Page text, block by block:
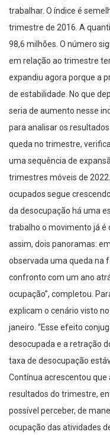
trabalhar. O índice é
trimestre de 2016. A
98,6 milhões. O número
em relação ao trimestre
expandiu agora porque a
de estabilidade. No que
seria de aumento nesse
para analisar os
queda no trimestre,
uma sequência de
trimestres móveis de
ocupados segue
da desocupação há uma
trabalho o movimento já é
assim, dois panoramas:
observada uma queda na
confronto com um ano
ocupação”, completou.
explicam o cenário visto
janeiro. “Esse efeito
desocupada e a retração
taxa de desocupação
Contínua acrescentou
resultados do trimestre,
possível perceber, de
ocupação das atividades